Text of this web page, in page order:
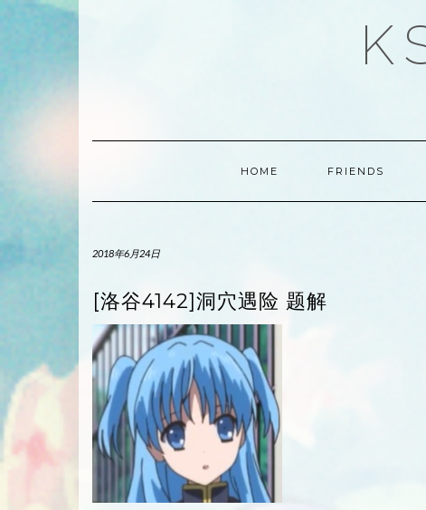
HOME FRIENDS
2018年6月24日
[洛谷4142]洞穴遇险 题解